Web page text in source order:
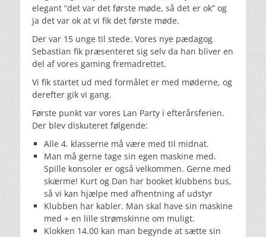
elegant “det var det første møde, så det er ok” og
ja det var ok at vi fik det første møde.
Der var 15 unge til stede. Vores nye pædagog
Sebastian fik præsenteret sig selv da han bliver en
del af vores gaming fremadrettet.
Vi fik startet ud med formålet er med møderne, og
derefter gik vi gang.
Første punkt var vores Lan Party i efterårsferien.
Der blev diskuteret følgende:
Alle 4. klasserne må være med til midnat.
Man må gerne tage sin egen maskine med.
Spille konsoler er også velkommen. Gerne med
skærme! Kurt og Dan har booket klubbens bus,
så vi kan hjælpe med afhentning af udstyr
Klubben har kabler. Man skal have sin maskine
med + en lille strømskinne om muligt.
Klokken 14.00 kan man begynde at sætte sin